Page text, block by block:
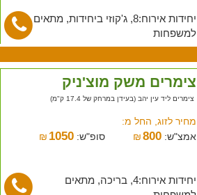
יחידות אירוח:8, ג'קוזי ביחידות, מתאים
למשפחות
צימרים משק מוצ'ניק
צימרים ליד עין יהב (בעידן במרחק של 17.4 ק"מ)
מחיר לזוג, החל מ:
אמצ"ש:
₪800 סופ"ש: ₪ 1050
יחידות אירוח:4, בריכה, מתאים